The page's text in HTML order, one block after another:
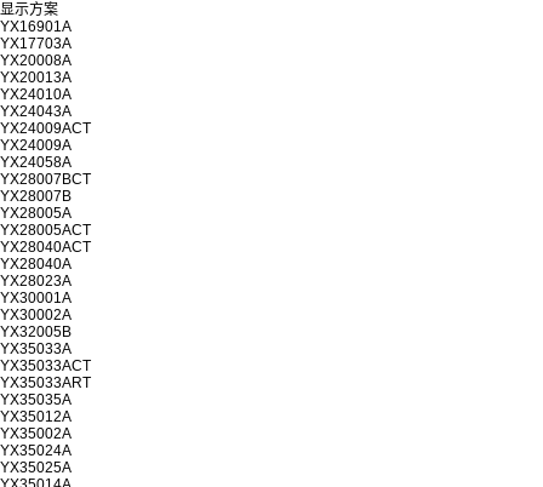
显示方案
YX16901A
YX17703A
YX20008A
YX20013A
YX24010A
YX24043A
YX24009ACT
YX24009A
YX24058A
YX28007BCT
YX28007B
YX28005A
YX28005ACT
YX28040ACT
YX28040A
YX28023A
YX30001A
YX30002A
YX32005B
YX35033A
YX35033ACT
YX35033ART
YX35035A
YX35012A
YX35002A
YX35024A
YX35025A